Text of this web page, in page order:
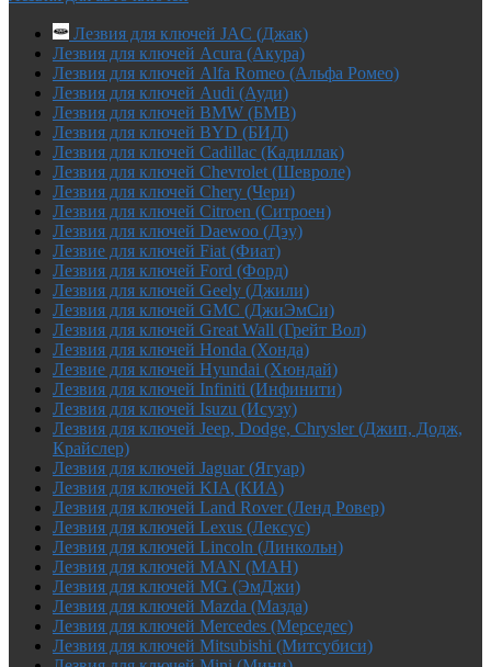
Лезвия для ключей JAC (Джак)
Лезвия для ключей Acura (Акура)
Лезвия для ключей Alfa Romeo (Альфа Ромео)
Лезвия для ключей Audi (Ауди)
Лезвия для ключей BMW (БМВ)
Лезвия для ключей BYD (БИД)
Лезвия для ключей Cadillac (Кадиллак)
Лезвия для ключей Chevrolet (Шевроле)
Лезвия для ключей Chery (Чери)
Лезвия для ключей Citroen (Ситроен)
Лезвия для ключей Daewoo (Дэу)
Лезвие для ключей Fiat (Фиат)
Лезвия для ключей Ford (Форд)
Лезвия для ключей Geely (Джили)
Лезвия для ключей GMC (ДжиЭмСи)
Лезвия для ключей Great Wall (Грейт Вол)
Лезвия для ключей Honda (Хонда)
Лезвие для ключей Hyundai (Хюндай)
Лезвия для ключей Infiniti (Инфинити)
Лезвия для ключей Isuzu (Исузу)
Лезвия для ключей Jeep, Dodge, Chrysler (Джип, Додж,
Крайслер)
Лезвия для ключей Jaguar (Ягуар)
Лезвия для ключей KIA (КИА)
Лезвия для ключей Land Rover (Ленд Ровер)
Лезвия для ключей Lexus (Лексус)
Лезвия для ключей Lincoln (Линкольн)
Лезвия для ключей MAN (МАН)
Лезвия для ключей MG (ЭмДжи)
Лезвия для ключей Mazda (Мазда)
Лезвия для ключей Mercedes (Мерседес)
Лезвия для ключей Mitsubishi (Митсубиси)